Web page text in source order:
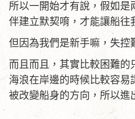
所以一開始才有說，假如是
伴建立默契唷，才能讓船往
但因為我們是新手嘛，失控
而且而且，其實比較困難的
海浪在岸邊的時候比較容易
被改變船身的方向，所以進